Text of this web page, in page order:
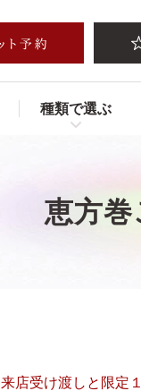
種類で選ぶ
恵方巻
来店受け渡しと限定